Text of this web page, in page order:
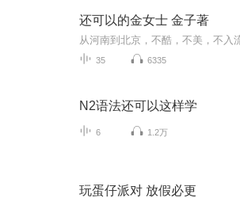
还可以的金女士 金子著
35 6335
N2语法还可以这样学
6 1.2万
玩蛋仔派对 放假必更